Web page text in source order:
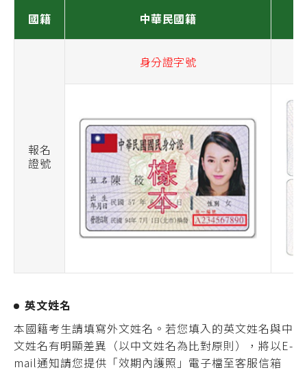
國籍 中華民國籍
報名
證號
身分證字號
英文姓名
本國籍考生請填寫外文姓名。若您填入的英文姓名與中
文姓名有明顯差異（以中文姓名為比對原則），將以E-
mail通知請您提供「效期內護照」電子檔至客服信箱